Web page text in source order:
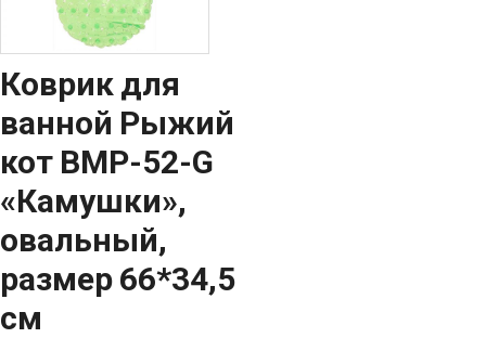
Коврик для
ванной Рыжий
кот BMP-52-G
«Камушки»,
овальный,
размер 66*34,5
см